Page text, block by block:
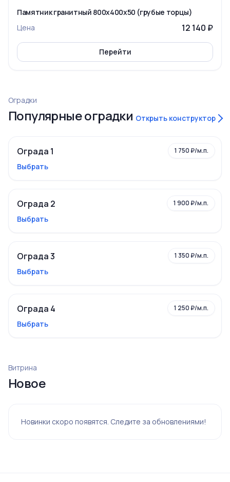
Памятник гранитный 800x400x50 (грубые торцы)
Цена
12 140 ₽
Перейти
Оградки
Популярные оградки Открыть конструктор
1 750 ₽/м.п.
Ограда 1
Выбрать
1 900 ₽/м.п.
Ограда 2
Выбрать
1 350 ₽/м.п.
Ограда 3
Выбрать
1 250 ₽/м.п.
Ограда 4
Выбрать
Витрина
Новое
Новинки скоро появятся. Следите за обновлениями!